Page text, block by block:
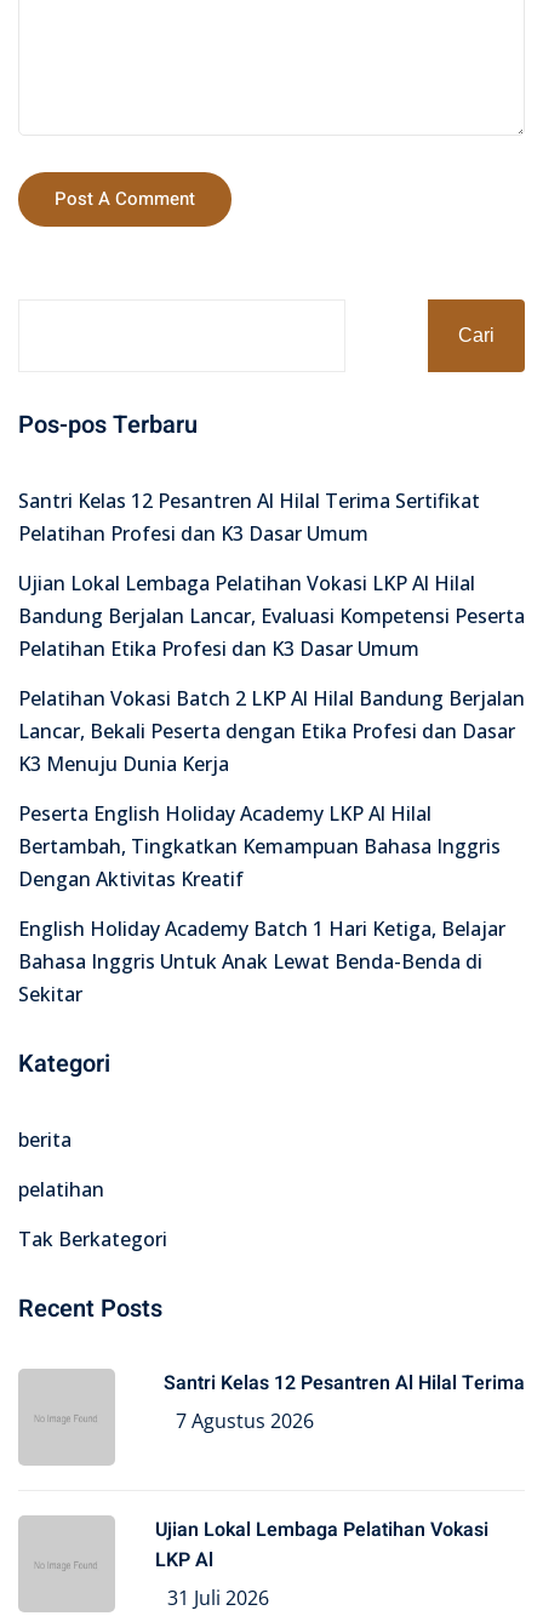
Cari
Pos-pos Terbaru
Santri Kelas 12 Pesantren Al Hilal Terima Sertifikat
Pelatihan Profesi dan K3 Dasar Umum
Ujian Lokal Lembaga Pelatihan Vokasi LKP Al Hilal
Bandung Berjalan Lancar, Evaluasi Kompetensi Peserta
Pelatihan Etika Profesi dan K3 Dasar Umum
Pelatihan Vokasi Batch 2 LKP Al Hilal Bandung Berjalan
Lancar, Bekali Peserta dengan Etika Profesi dan Dasar
K3 Menuju Dunia Kerja
Peserta English Holiday Academy LKP Al Hilal
Bertambah, Tingkatkan Kemampuan Bahasa Inggris
Dengan Aktivitas Kreatif
English Holiday Academy Batch 1 Hari Ketiga, Belajar
Bahasa Inggris Untuk Anak Lewat Benda-Benda di
Sekitar
Kategori
berita
pelatihan
Tak Berkategori
Recent Posts
Santri Kelas 12 Pesantren Al Hilal Terima
7 Agustus 2026
Ujian Lokal Lembaga Pelatihan Vokasi
LKP Al
31 Juli 2026